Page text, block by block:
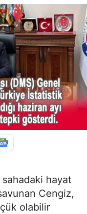
sahadaki hayat
savunan Cengiz,
olabilir